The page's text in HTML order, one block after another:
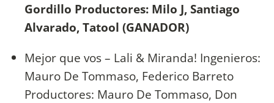
Gordillo Productores: Milo J, Santiago
Alvarado, Tatool (GANADOR)
Mejor que vos – Lali & Miranda! Ingenieros:
Mauro De Tommaso, Federico Barreto
Productores: Mauro De Tommaso, Don